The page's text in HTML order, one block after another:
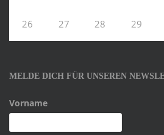
26 27 28 29
MELDE DICH FÜR UNSEREN
Vorname